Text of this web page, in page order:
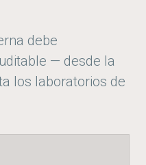
debe
— desde la
los laboratorios de